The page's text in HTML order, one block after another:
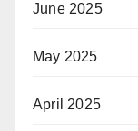
June 2025
May 2025
April 2025